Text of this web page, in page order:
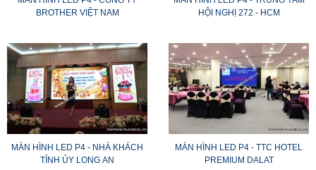
BROTHER VIỆT NAM
HỘI NGHỊ 272 - HCM
MÀN HÌNH LED P4 - NHÀ KHÁCH
TỈNH ỦY LONG AN
MÀN HÌNH LED P4 - TTC HOTEL
PREMIUM DALAT